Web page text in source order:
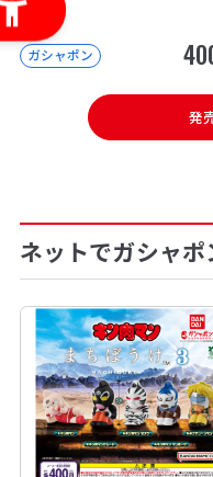
ガシャポン
発
ネットでガシャポ